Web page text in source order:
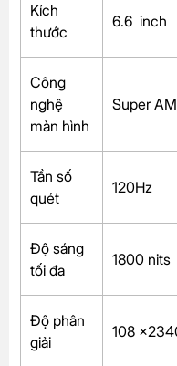
Kích
thước
6.6 inch
Công
nghệ
màn hình
Super
Tần số
quét
120Hz
Độ sáng
tối đa
1800 nits
Độ phân
giải
108